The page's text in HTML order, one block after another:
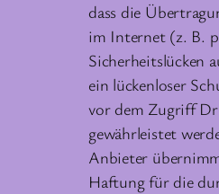
dass die
im Internet (z. B.
Sicherheitslücken
ein lückenloser
vor dem Zugriff
gewährleistet
Anbieter
Haftung für die